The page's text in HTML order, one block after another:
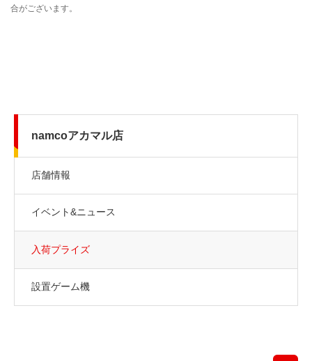
namcoアカマル店
店舗情報
イベント&ニュース
入荷プライズ
設置ゲーム機